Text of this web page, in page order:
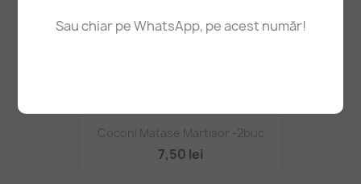
Sau chiar pe WhatsApp, pe acest număr!
Coconi Matase Martisor -2buc
7,50 lei